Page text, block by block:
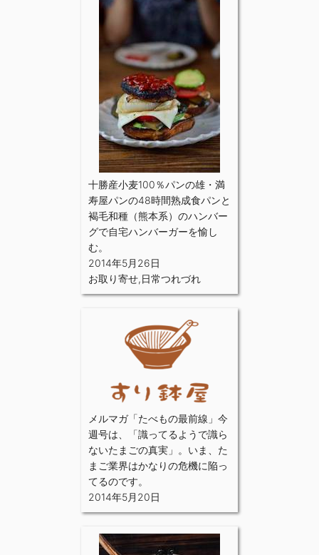
十勝産小麦100％パンの雄・満
寿屋パンの48時間熟成食パンと
褐毛和種（熊本系）のハンバー
グで自宅ハンバーガーを愉し
む。
2014年5月26日
お取り寄せ,日常つれづれ
メルマガ「たべもの最前線」今
週号は、「識ってるようで識ら
ないたまごの真実」。いま、た
まご業界はかなりの危機に陥っ
てるのです。
2014年5月20日